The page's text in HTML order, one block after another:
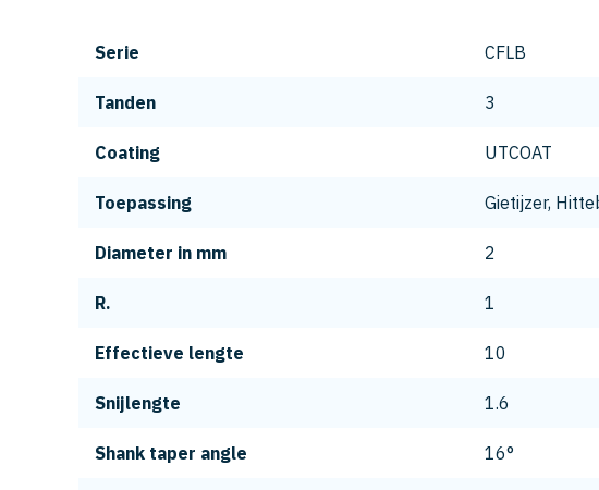
Serie CFLB
Tanden 3
Coating UTCOAT
Toepassing Gietijzer,
Diameter in mm 2
R. 1
Effectieve lengte 10
Snijlengte 1.6
Shank taper angle 16°